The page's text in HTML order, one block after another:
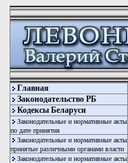
Главная
Законодательство РБ
Кодексы Беларуси
Законодательные и нормативные акты
по дате принятия
Законодательные и нормативные акты
принятые различными органами власти
Законодательные и нормативные акты